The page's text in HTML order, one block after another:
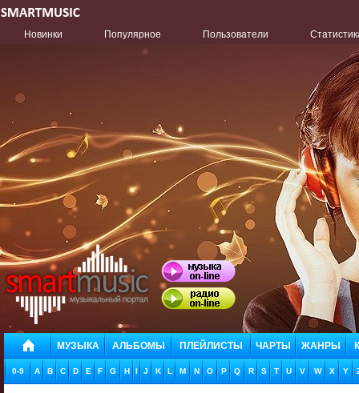
Новинки Популярное Пользователи
МУЗЫКА АЛЬБОМЫ ПЛЕЙЛИСТЫ ЧАРТЫ ЖАНРЫ
0-9 A B C D E F G H I J K L M N O P Q R S T U V W X Y